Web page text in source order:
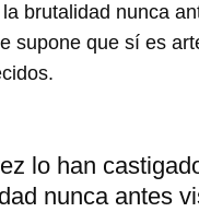
brutalidad nunca
supone que sí es
lo han
nunca antes